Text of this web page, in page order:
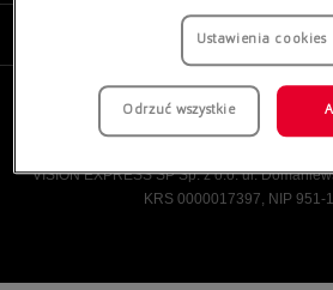
VISION EXPRESS SP Sp. z o.o. ul.
KRS 0000017397, NIP 951-
Ustawienia cookies
Odrzuć wszystkie